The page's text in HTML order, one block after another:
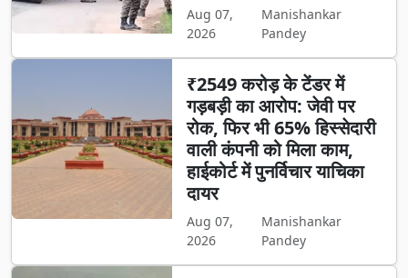
Aug 07,
2026
Manishankar
Pandey
₹2549 करोड़ के टेंडर में
गड़बड़ी का आरोप: जेवी पर
रोक, फिर भी 65% हिस्सेदारी
वाली कंपनी को मिला काम,
हाईकोर्ट में पुनर्विचार याचिका
दायर
Aug 07,
2026
Manishankar
Pandey